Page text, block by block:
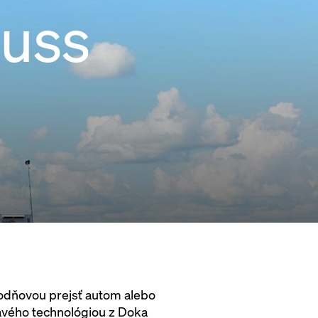
prejsť autom alebo
technológiou z Doka